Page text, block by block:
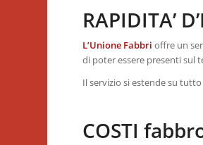
RAPIDITA’
L’Unione Fabbri offre un
di poter essere presenti sul
Il servizio si estende su
COSTI